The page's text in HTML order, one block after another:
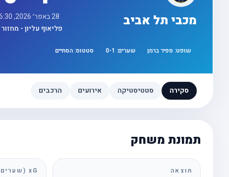
מכבי תל אביב
28 באפר׳ 2026, 16:30
פליאוף עליון - מחזור 29
שופט: ספיר ברמן שערים: 0-1 סטטוס: הסתיים
סקירה סטטיסטיקה אירועים הרכבים
תמונת משחק
תוצאה xG (שערים צפויים)